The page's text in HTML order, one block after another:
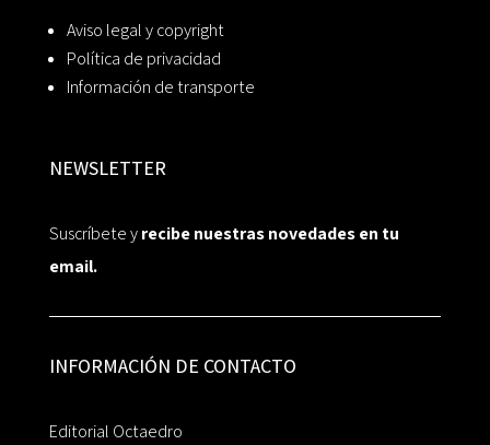
Aviso legal y copyright
Política de privacidad
Información de transporte
NEWSLETTER
Suscríbete yrecibe nuestras novedades en tu
email.
INFORMACIÓN DE CONTACTO
Editorial Octaedro